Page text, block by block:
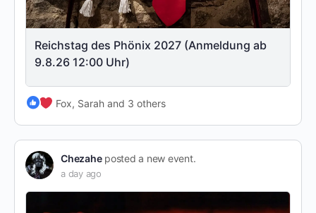
Reichstag des Phönix 2027 (Anmeldung ab
9.8.26 12:00 Uhr)
Fox, Sarah and 3 others
Chezaheposted a new event.
a day ago